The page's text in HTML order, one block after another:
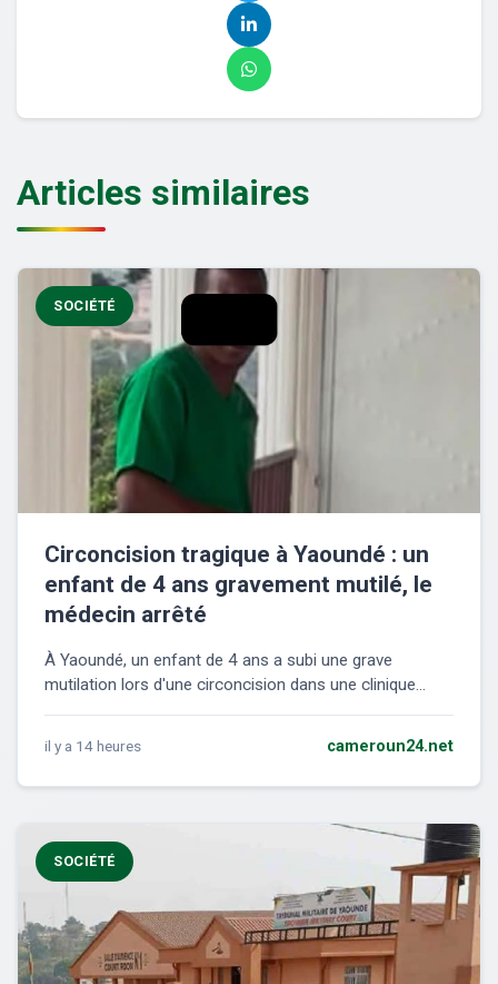
Articles similaires
SOCIÉTÉ
Circoncision tragique à Yaoundé : un
enfant de 4 ans gravement mutilé, le
médecin arrêté
À Yaoundé, un enfant de 4 ans a subi une grave
mutilation lors d'une circoncision dans une clinique...
il y a 14 heures cameroun24.net
SOCIÉTÉ